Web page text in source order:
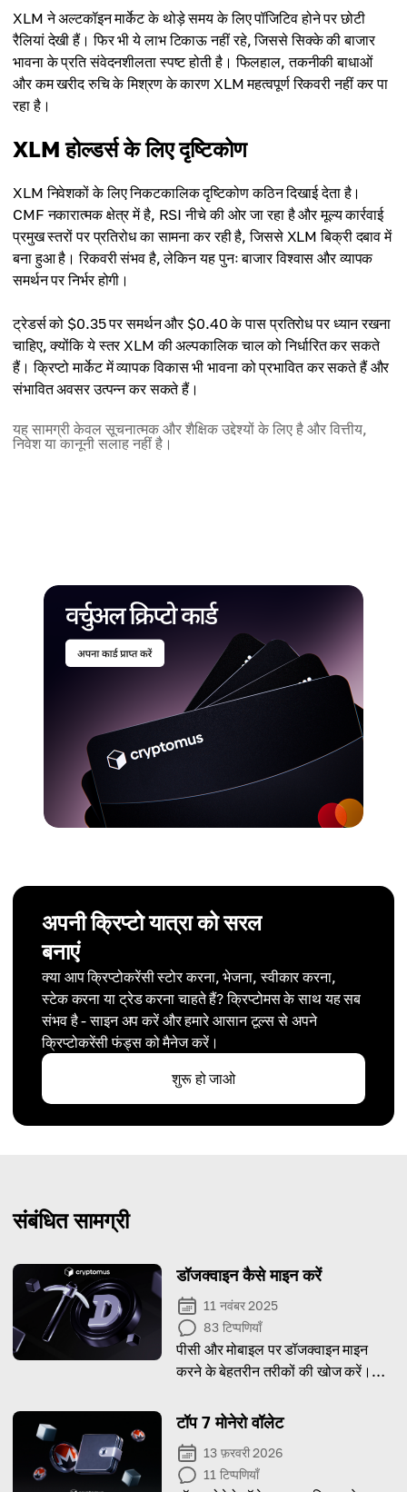
XLM ने अल्टकॉइन मार्केट के थोड़े समय के लिए पॉजिटिव होने पर छोटी
रैलियां देखी हैं। फिर भी ये लाभ टिकाऊ नहीं रहे, जिससे सिक्के की बाजार
भावना के प्रति संवेदनशीलता स्पष्ट होती है। फिलहाल, तकनीकी बाधाओं
और कम खरीद रुचि के मिश्रण के कारण XLM महत्वपूर्ण रिकवरी नहीं कर पा
रहा है।
XLM होल्डर्स के लिए दृष्टिकोण
XLM निवेशकों के लिए निकटकालिक दृष्टिकोण कठिन दिखाई देता है।
CMF नकारात्मक क्षेत्र में है, RSI नीचे की ओर जा रहा है और मूल्य कार्रवाई
प्रमुख स्तरों पर प्रतिरोध का सामना कर रही है, जिससे XLM बिक्री दबाव में
बना हुआ है। रिकवरी संभव है, लेकिन यह पुनः बाजार विश्वास और व्यापक
समर्थन पर निर्भर होगी।
ट्रेडर्स को $0.35 पर समर्थन और $0.40 के पास प्रतिरोध पर ध्यान रखना
चाहिए, क्योंकि ये स्तर XLM की अल्पकालिक चाल को निर्धारित कर सकते
हैं। क्रिप्टो मार्केट में व्यापक विकास भी भावना को प्रभावित कर सकते हैं और
संभावित अवसर उत्पन्न कर सकते हैं।
यह सामग्री केवल सूचनात्मक और शैक्षिक उद्देश्यों के लिए है और वित्तीय,
निवेश या कानूनी सलाह नहीं है।
अपनी क्रिप्टो यात्रा को सरल
बनाएं
क्या आप क्रिप्टोकरेंसी स्टोर करना, भेजना, स्वीकार करना,
स्टेक करना या ट्रेड करना चाहते हैं? क्रिप्टोमस के साथ यह सब
संभव है - साइन अप करें और हमारे आसान टूल्स से अपने
क्रिप्टोकरेंसी फंड्स को मैनेज करें।
शुरू हो जाओ
संबंधित सामग्री
डॉजक्वाइन कैसे माइन करें
11 नवंबर 2025
83 टिप्पणियाँ
पीसी और मोबाइल पर डॉजक्वाइन माइन
करने के बेहतरीन तरीकों की खोज करें।
टॉप 7 मोनेरो वॉलेट
13 फ़रवरी 2026
11 टिप्पणियाँ